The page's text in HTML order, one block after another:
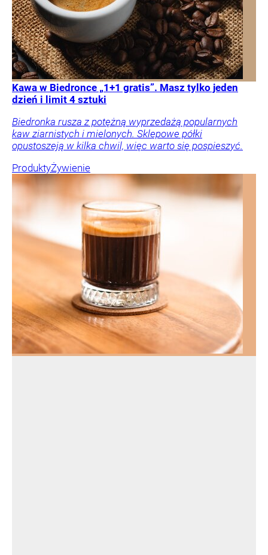
Kawa w Biedronce „1+1 gratis”. Masz tylko jeden
dzień i limit 4 sztuki
Biedronka rusza z potężną wyprzedażą popularnych
kaw ziarnistych i mielonych. Sklepowe półki
opustoszeją w kilka chwil, więc warto się pospieszyć.
ProduktyŻywienie